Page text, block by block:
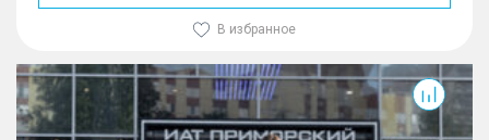
В избранное
J6